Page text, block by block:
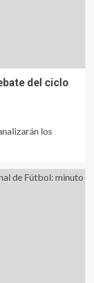
del ciclo
los